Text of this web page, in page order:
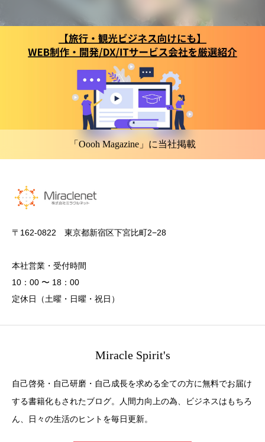
「Oooh Magazine」に当社掲載
〒162-0822 東京都新宿区下宮比町2−28
本社営業・受付時間
10：00 〜 18：00
定休日（土曜・日曜・祝日）
Miracle Spirit's
自己啓発・自己研磨・自己成長を求める全ての方に無料でお届け
する書籍化もされたブログ。人間力向上の為、ビジネスはもちろ
ん、日々の生活のヒントを毎日更新。